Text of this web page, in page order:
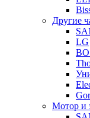
Другие
LG
Мотор и